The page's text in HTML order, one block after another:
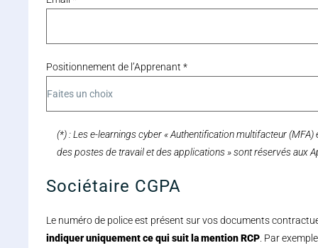
Positionnement de l’Apprenant *
(*) : Les e-learnings cyber « Authentification multifacteur (MFA)
des postes de travail et des applications » sont réservés aux
Sociétaire CGPA
Le numéro de police est présent sur vos documents
indiquer uniquement ce qui suit la mention RCP . Par